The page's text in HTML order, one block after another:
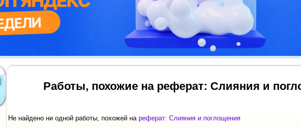
Работы, похожие на реферат: Слияния и
Не найдено ни одной работы, похожей на реферат: Слияния и поглощения